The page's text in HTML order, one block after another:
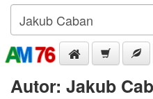
Autor: Jakub